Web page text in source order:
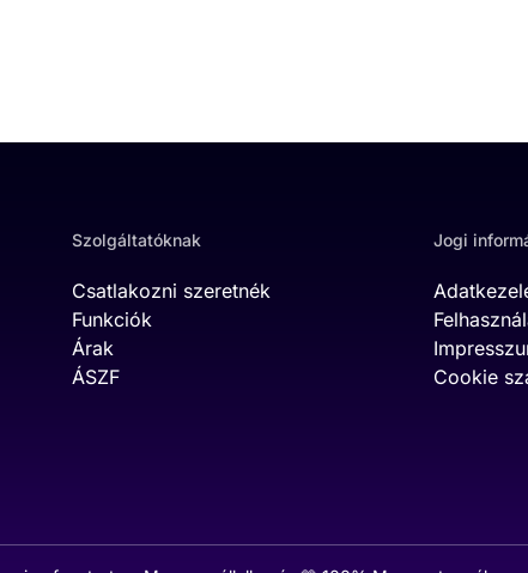
Szolgáltatóknak
Csatlakozni szeretnék
Funkciók
Árak
ÁSZF
Jogi
Cookie